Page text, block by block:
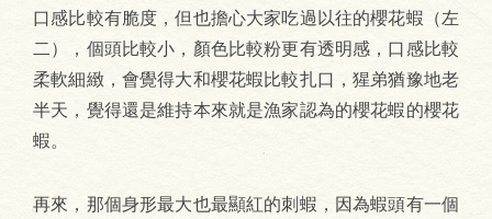
口感比較有脆度，但也擔心大家吃過以往的櫻花蝦（左
二），個頭比較小，顏色比較粉更有透明感，口感比較
柔軟細緻，會覺得大和櫻花蝦比較扎口，猩弟猶豫地老
半天，覺得還是維持本來就是漁家認為的櫻花蝦的櫻花
蝦。
再來，那個身形最大也最顯紅的刺蝦，因為蝦頭有一個